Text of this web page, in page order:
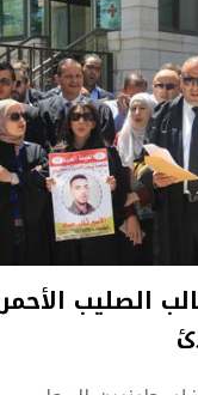
الصليب الأحمر